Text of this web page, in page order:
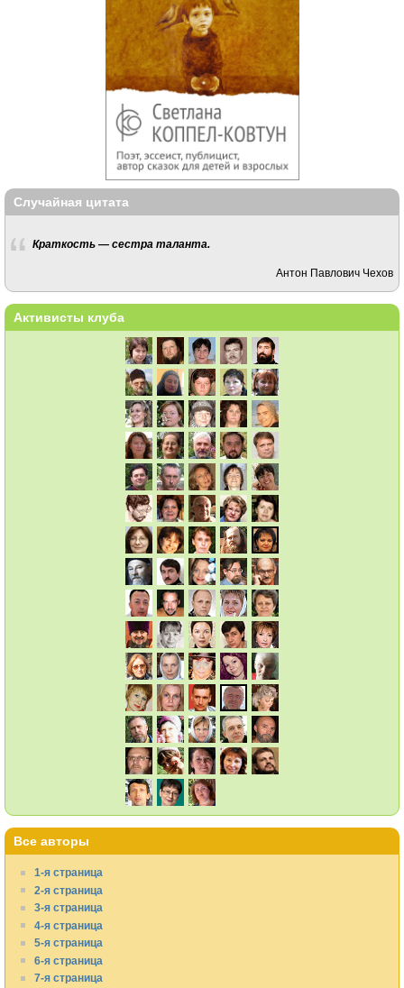
Случайная цитата
Краткость — сестра таланта.
Антон Павлович Чехов
Активисты клуба
Все авторы
1-я страница
2-я страница
3-я страница
4-я страница
5-я страница
6-я страница
7-я страница